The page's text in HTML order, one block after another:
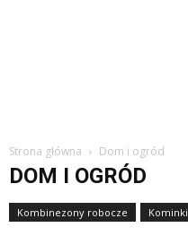
Strona główna Dom i ogród
DOM I OGRÓD
Kombinezony robocze Kominki